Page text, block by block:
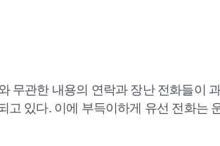
무관한 내용의 연락과 장난 전화들이
있다. 이에 부득이하게 유선 전화는